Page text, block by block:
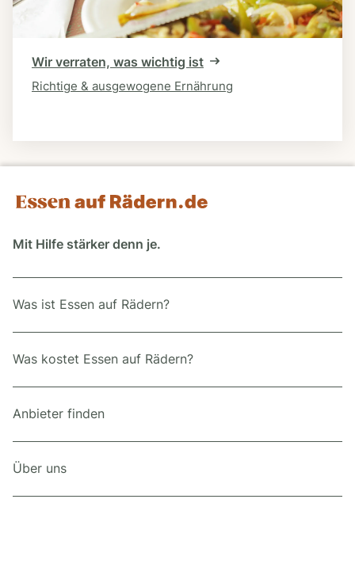
Wir verraten, was wichtig ist
Richtige & ausgewogene Ernährung
Mit Hilfe stärker denn je.
Was ist Essen auf Rädern?
Was kostet Essen auf Rädern?
Anbieter finden
Über uns